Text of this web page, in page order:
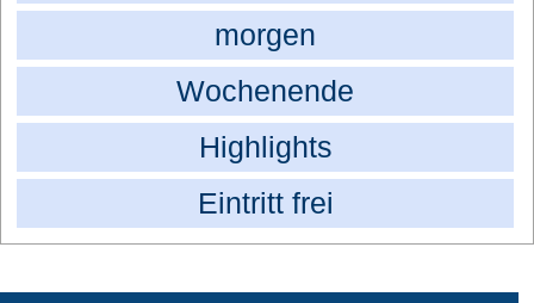
morgen
Wochenende
Highlights
Eintritt frei